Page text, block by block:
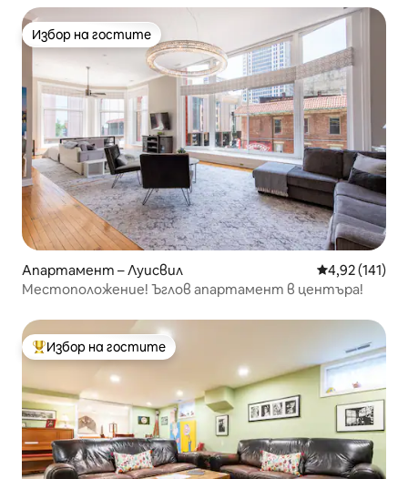
Избор на гостите
Избор на гостите
Апартамент – Луисвил Средна
4,92 (141)
Местоположение! Ъглов апартамент в центъра!
Най-популярен избор на гостите
Избор на гостите